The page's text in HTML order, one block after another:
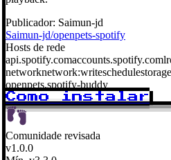
Publicador: Saimun-jd
Saimun-jd/openpets-spotify
Hosts de rede
api.spotify.comaccounts.spotify.com
networknetwork:writeschedulestorage
openpets.spotify-buddy
Como instalar
Comunidade revisada
v1.0.0